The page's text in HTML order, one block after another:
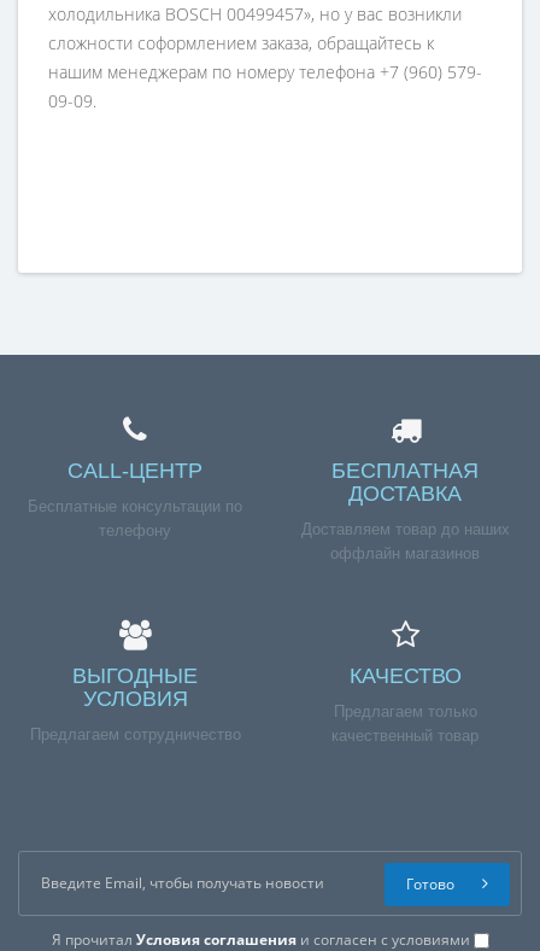
холодильника BOSCH 00499457», но у вас возникли
сложности соформлением заказа, обращайтесь к
нашим менеджерам по номеру телефона +7 (960) 579-
09-09.
CALL-ЦЕНТР
Бесплатные консультации по
телефону
БЕСПЛАТНАЯ
ДОСТАВКА
Доставляем товар до наших
оффлайн магазинов
ВЫГОДНЫЕ
УСЛОВИЯ
Предлагаем сотрудничество
КАЧЕСТВО
Предлагаем только
качественный товар
Я прочитал Условия соглашенияи согласен с условиями
Готово